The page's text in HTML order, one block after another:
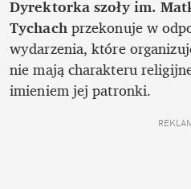
Dyrektorka szoły im.
Tychach przekonuje w
wydarzenia, które
nie mają charakteru
imieniem jej patronki.